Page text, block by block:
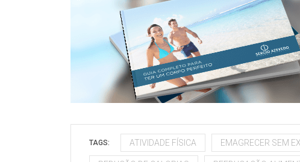
TAGS: ATIVIDADE FÍSICA EMAGRECER SEM